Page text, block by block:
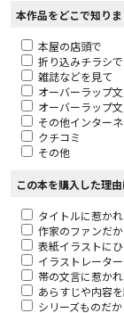
本作品をどこで知りま
本屋の店頭で
折り込みチラシで
雑誌などを見て
オーバーラップ
オーバーラップ
その他インター
クチコミ
その他
この本を購入した理
タイトルに惹か
作家のファンだか
表紙イラストに
イラストレータ
帯の文言に惹か
あらすじや内容
シリーズものだか